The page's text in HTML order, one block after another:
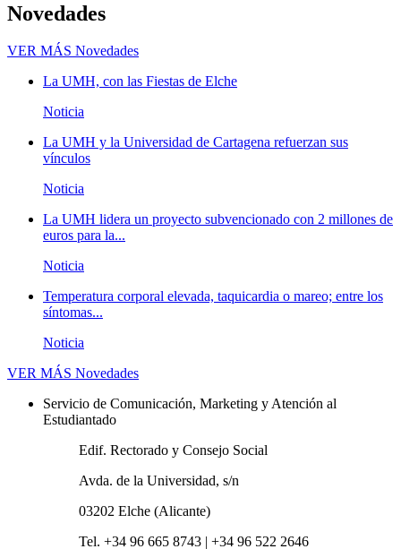
Novedades
VER MÁS Novedades
La UMH, con las Fiestas de Elche
Noticia
La UMH y la Universidad de Cartagena refuerzan sus
vínculos
Noticia
La UMH lidera un proyecto subvencionado con 2 millones de
euros para la...
Noticia
Temperatura corporal elevada, taquicardia o mareo; entre los
síntomas...
Noticia
VER MÁS Novedades
Servicio de Comunicación, Marketing y Atención al
Estudiantado
Edif. Rectorado y Consejo Social
Avda. de la Universidad, s/n
03202 Elche (Alicante)
Tel. +34 96 665 8743 | +34 96 522 2646